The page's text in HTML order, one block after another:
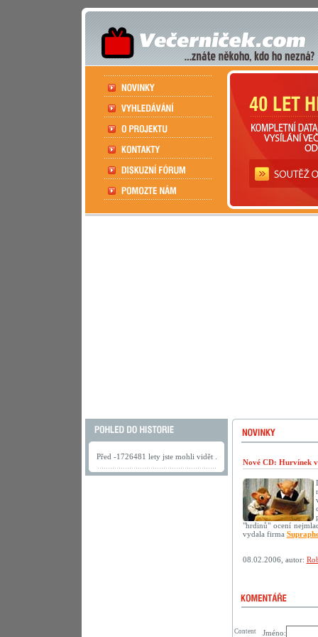
Před -1726481 lety jste mohli vidět .
Nové CD: Hurvínek v
"hrdinů" ocení
vydala firma
08.02.2006, autor:
Jméno:
Content